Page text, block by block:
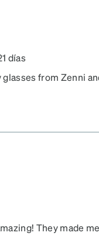
días
from Zenni
with them and they
They made